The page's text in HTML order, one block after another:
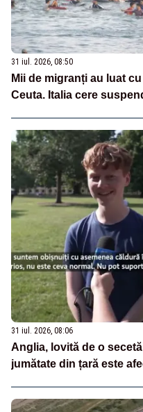
31 iul. 2026, 08:50
Mii de migranți au luat
Ceuta. Italia cere
31 iul. 2026, 08:06
Anglia, lovită de o
jumătate din țară este